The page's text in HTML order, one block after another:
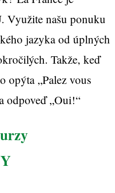
Využite našu ponuku
jazyka od úplných
Takže, keď
opýta „Palez vous
odpoveď „Oui!“